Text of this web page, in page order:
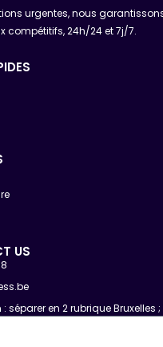
urgentes, nous
compétitifs, 24h/24 et 7j/7.
US
séparer en 2 rubrique Bruxelles